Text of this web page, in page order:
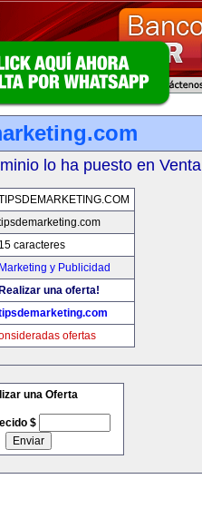
lo ha puesto en Venta
15 caracteres
Marketing y Publicidad
Realizar una oferta!
ofertas
una Oferta
$